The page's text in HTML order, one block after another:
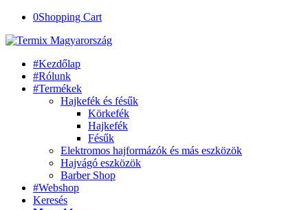
0Shopping Cart
#Kezdőlap
#Rólunk
#Termékek
Hajkefék és fésűk
Körkefék
Hajkefék
Fésűk
Elektromos hajformázók és más eszközök
Hajvágó eszközök
Barber Shop
#Webshop
Keresés